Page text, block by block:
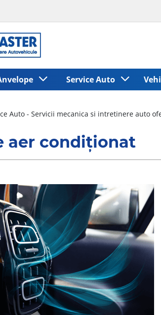
Service Auto
Auto - Servicii mecanica si intretinere auto
aer condiționat